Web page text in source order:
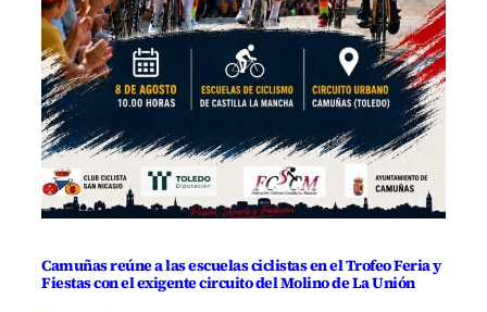
Camuñas reúne a las escuelas ciclistas en el Trofeo Feria y
Fiestas con el exigente circuito del Molino de La Unión